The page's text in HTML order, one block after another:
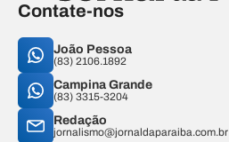
Contate-nos
João Pessoa
(83) 2106.1892
Campina Grande
(83) 3315-3204
Redação
jornalismo@jornaldaparaiba.com.br